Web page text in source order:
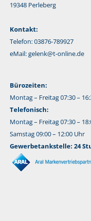
19348 Perleberg
Kontakt:
Telefon: 03876-789927
eMail:gelenk@t-online.de
Bürozeiten:
Montag – Freitag 07:30 –
Telefonisch:
Montag – Freitag 07:30 –
Samstag 09:00 – 12:00 Uhr
Gewerbetankstelle: 24